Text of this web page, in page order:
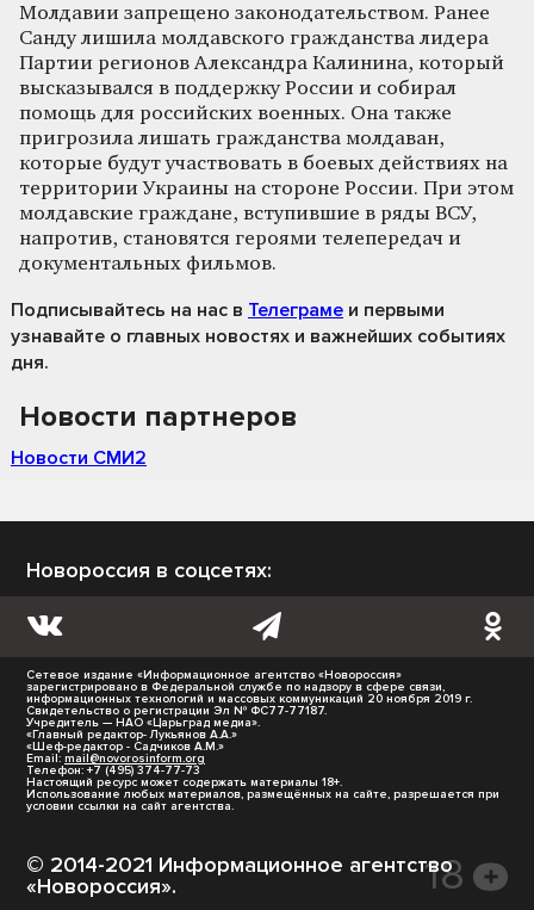
Молдавии запрещено законодательством. Ранее
Санду лишила молдавского гражданства лидера
Партии регионов Александра Калинина, который
высказывался в поддержку России и собирал
помощь для российских военных. Она также
пригрозила лишать гражданства молдаван,
которые будут участвовать в боевых действиях на
территории Украины на стороне России. При этом
молдавские граждане, вступившие в ряды ВСУ,
напротив, становятся героями телепередач и
документальных фильмов.
Подписывайтесь на нас в Телеграме и первыми
узнавайте о главных новостях и важнейших событиях
дня.
Новости партнеров
Новости СМИ2
Новороссия в соцсетях:
Сетевое издание «Информационное агентство «Новороссия»
зарегистрировано в Федеральной службе по надзору в сфере связи,
информационных технологий и массовых коммуникаций 20 ноября 2019 г.
Свидетельство о регистрации Эл № ФС77-77187.
Учредитель — НАО «Царьград медиа».
«Главный редактор- Лукьянов А.А.»
«Шеф-редактор - Садчиков А.М.»
Email: mail@novorosinform.org
Телефон: +7 (495) 374-77-73
Настоящий ресурс может содержать материалы 18+.
Использование любых материалов, размещённых на сайте, разрешается при
условии ссылки на сайт агентства.
© 2014-2021 Информационное агентство
«Новороссия».